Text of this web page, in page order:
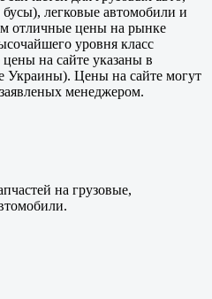
легковые автомобили и
отличные цены на рынке
уровня класс
на сайте указаны в
Украины). Цены на сайте могут
менеджером.
на грузовые,